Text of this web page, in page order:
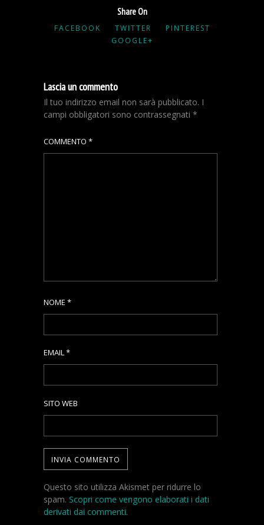
Share On
FACEBOOK TWITTER
PINTEREST
GOOGLE+
Lascia un commento
Il tuo indirizzo email non sarà pubblicato. I
campi obbligatori sono contrassegnati *
COMMENTO *
NOME *
EMAIL*
SITO WEB
Questo sito utilizza Akismet per ridurre lo
spam. Scopri come vengono elaborati i dati
derivati dai commenti.